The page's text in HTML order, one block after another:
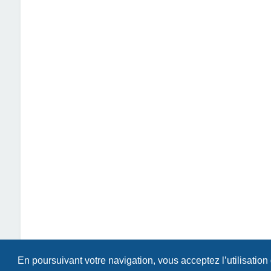
En poursuivant votre navigation, vous acceptez l’utilisation
Index du forum